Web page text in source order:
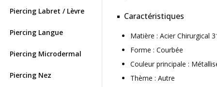
Piercing Labret / Lèvre
Piercing Langue
Piercing Microdermal
Piercing Nez
Caractéristiques
Matière : Acier Chirurgical
Forme : Courbée
Couleur principale :
Thème : Autre